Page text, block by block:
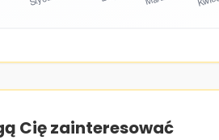
Cię zainteresować